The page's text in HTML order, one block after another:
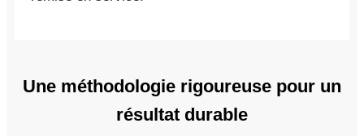
Une méthodologie rigoureuse pour un
résultat durable